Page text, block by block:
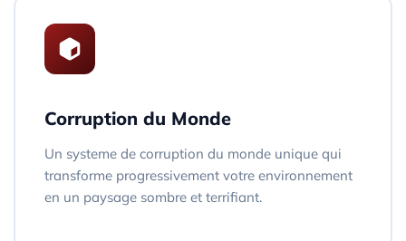
Corruption du Monde
Un systeme de corruption du monde unique qui
transforme progressivement votre environnement
en un paysage sombre et terrifiant.